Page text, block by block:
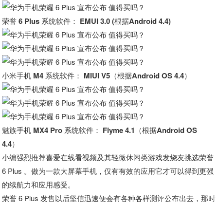
荣誉 6 Plus 系统软件： EMUI 3.0 (根据Android 4.4)
小米手机 M4 系统软件： MIUI V5（根据Android OS 4.4）
魅族手机 MX4 Pro 系统软件： Flyme 4.1（根据Android OS
4.4）
小编强烈推荐喜爱在线看视频及其轻微休闲类游戏发烧友挑选荣誉
6 Plus 。做为一款大屏幕手机，仅有有效的应用它才可以得到更强
的续航力和应用感受。
荣誉 6 Plus 发售以后坚信迅速便会有各种各样测评公布出去，那时